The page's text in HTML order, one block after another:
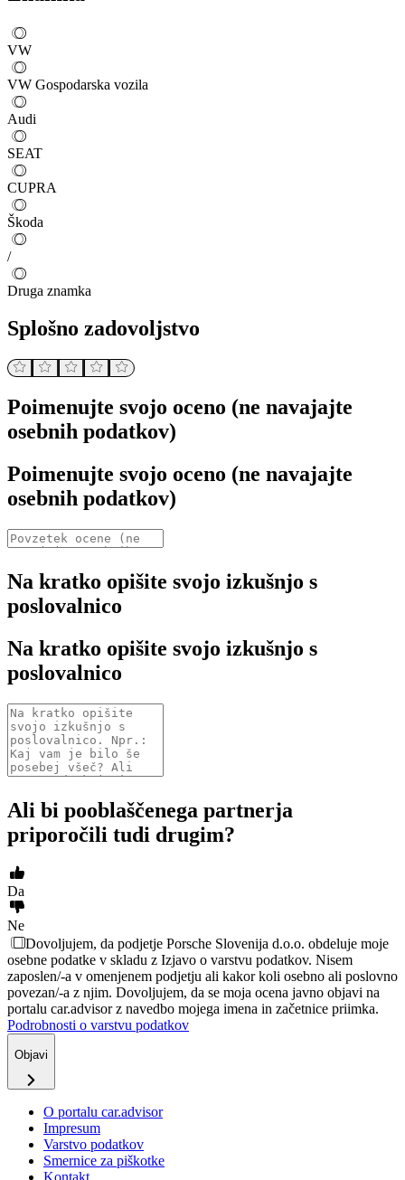
VW
VW Gospodarska vozila
Audi
SEAT
CUPRA
Škoda
/
Druga znamka
Splošno zadovoljstvo
Poimenujte svojo oceno (ne navajajte
osebnih podatkov)
Poimenujte svojo oceno (ne navajajte
osebnih podatkov)
Na kratko opišite svojo izkušnjo s
poslovalnico
Na kratko opišite svojo izkušnjo s
poslovalnico
Ali bi pooblaščenega partnerja
priporočili tudi drugim?
Da
Ne
Dovoljujem, da podjetje Porsche Slovenija d.o.o. obdeluje moje
osebne podatke v skladu z Izjavo o varstvu podatkov. Nisem
zaposlen/-a v omenjenem podjetju ali kakor koli osebno ali poslovno
povezan/-a z njim. Dovoljujem, da se moja ocena javno objavi na
portalu car.advisor z navedbo mojega imena in začetnice priimka.
Podrobnosti o varstvu podatkov
Objavi
O portalu car.advisor
Impresum
Varstvo podatkov
Smernice za piškotke